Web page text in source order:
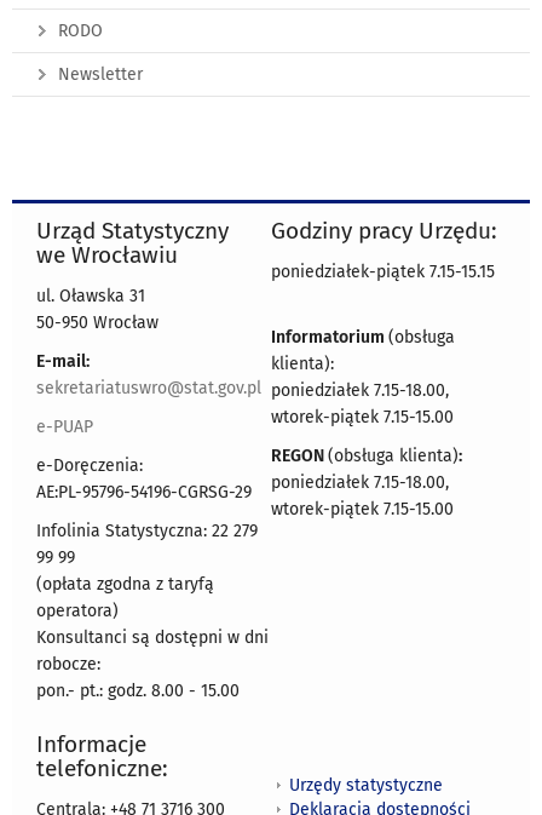
RODO
Newsletter
Urząd Statystyczny
we Wrocławiu
ul. Oławska 31
50-950 Wrocław
E-mail:
sekretariatuswro@stat.gov.pl
e-PUAP
e-Doręczenia:
AE:PL-95796-54196-CGRSG-29
Infolinia Statystyczna: 22 279
99 99
(opłata zgodna z taryfą
operatora)
Konsultanci są dostępni w dni
robocze:
pon.- pt.: godz. 8.00 - 15.00
Godziny pracy Urzędu:
poniedziałek-piątek 7.15-15.15
Informatorium (obsługa
klienta):
poniedziałek 7.15-18.00,
wtorek-piątek 7.15-15.00
REGON(obsługa klienta):
poniedziałek 7.15-18.00,
wtorek-piątek 7.15-15.00
Informacje
telefoniczne:
Centrala: +48 71 3716 300
Urzędy statystyczne
Deklaracja dostępności